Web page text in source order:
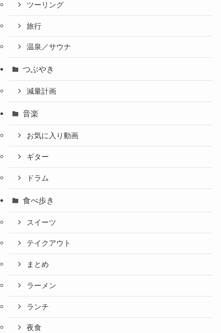
ツーリング
旅行
温泉／サウナ
つぶやき
減量計画
音楽
お気に入り動画
ギター
ドラム
食べ歩き
スイーツ
テイクアウト
まとめ
ラーメン
ランチ
夜食